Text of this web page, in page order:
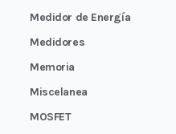
Medidor de Energía
Medidores
Memoria
Miscelanea
MOSFET